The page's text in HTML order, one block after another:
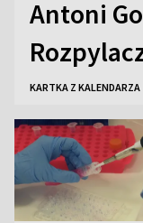
Antoni
KARTKA Z KALENDARZA